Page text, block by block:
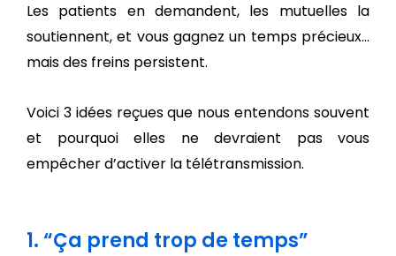
Les patients en demandent, les mutuelles la
soutiennent, et vous gagnez un temps précieux…
mais des freins persistent.
Voici 3 idées reçues que nous entendons souvent
et pourquoi elles ne devraient pas vous
empêcher d’activer la télétransmission.
1. “Ça prend trop de temps”